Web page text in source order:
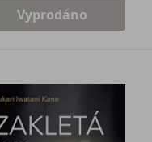
Vyprodáno